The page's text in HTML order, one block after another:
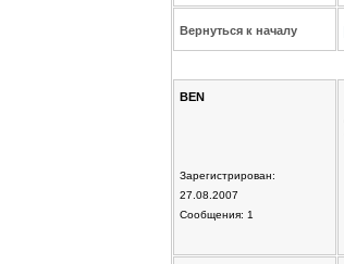
Вернуться к началу
BEN
Зарегистрирован:
27.08.2007
Сообщения: 1